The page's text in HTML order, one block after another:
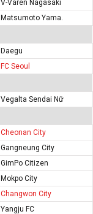
V-Varen Nagasaki
Matsumoto Yama.
Daegu
FC Seoul
Vegalta Sendai Nữ
Cheonan City
Gangneung City
GimPo Citizen
Mokpo City
Changwon City
Yangju FC